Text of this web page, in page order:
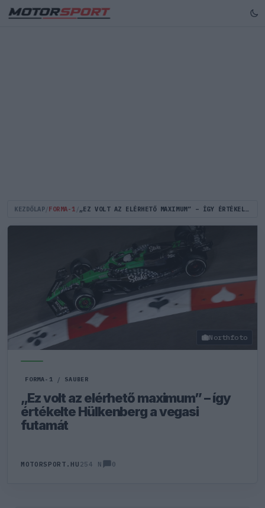
KEZDŐLAP FORMA-1 „EZ VOLT AZ ELÉRHETŐ MAXIMUM” – ÍGY ÉRTÉKELTE HÜLKENBERG A VEGASI FUTAMÁT
Northfoto
FORMA-1 / SAUBER
„Ez volt az elérhető maximum” – így
értékelte Hülkenberg a vegasi
futamát
MOTORSPORT.HU 254 N 0